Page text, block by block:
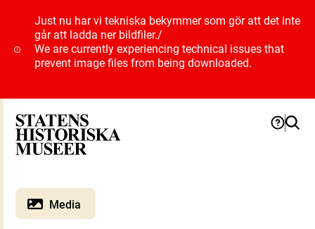
Just nu har vi tekniska bekymmer som gör att det inte
går att ladda ner bildfiler./
We are currently experiencing technical issues that
prevent image files from being downloaded.
Media